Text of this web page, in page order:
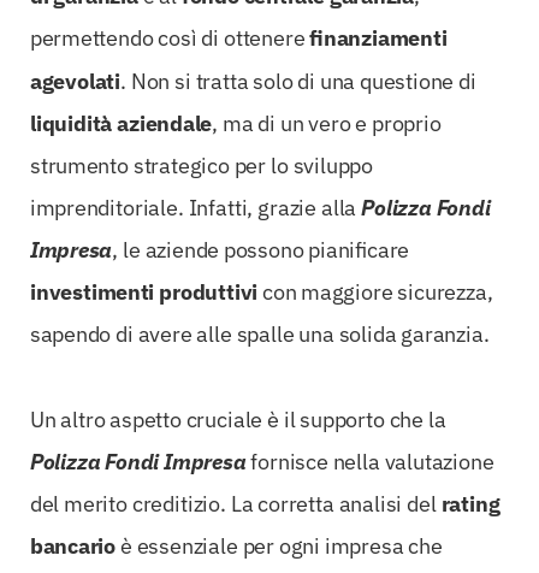
permettendo così di ottenerefinanziamenti
agevolati. Non si tratta solo di una questione di
liquidità aziendale, ma di un vero e proprio
strumento strategico per lo sviluppo
imprenditoriale. Infatti, grazie allaPolizza Fondi
Impresa, le aziende possono pianificare
investimenti produttivi con maggiore sicurezza,
sapendo di avere alle spalle una solida garanzia.
Un altro aspetto cruciale è il supporto che la
Polizza Fondi Impresafornisce nella valutazione
del merito creditizio. La corretta analisi del rating
bancarioè essenziale per ogni impresa che